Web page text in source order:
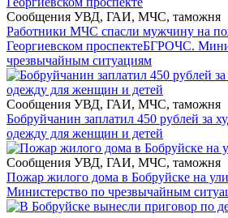
Сообщения УВД, ГАИ, МЧС, таможня
Работники МЧС спасли мужчину на
Георгиевском проспектеБГРОЧС.
чрезвычайным ситуациям
Сообщения УВД, ГАИ, МЧС, таможня
Бобруйчанин заплатил 450 рублей за
одежду для женщин и детей
Сообщения УВД, ГАИ, МЧС, таможня
Пожар жилого дома в Бобруйске на
Министерство по чрезвычайным